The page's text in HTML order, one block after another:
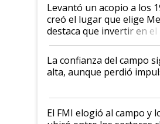
Levantó un acopio a los
creó el lugar que elige
destaca que invertir en el
kirchnerismo era como
plata a un hijo para droga":
Juan Félix Rossetti, el
que de una dura crisis
de Milei
La confianza del campo
alta, aunque perdió
El FMI elogió al campo y